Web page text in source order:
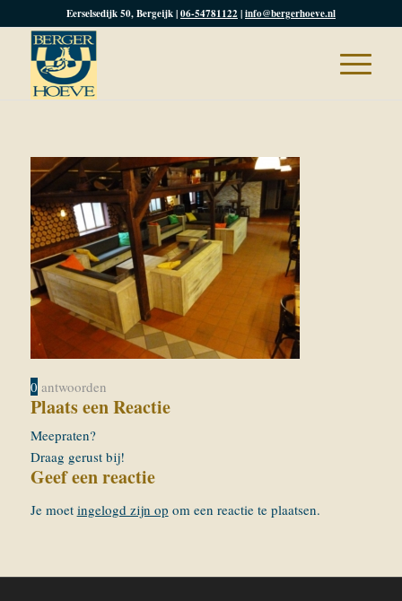
Eerselsedijk 50, Bergeijk |06-54781122 |info@bergerhoeve.nl
0 antwoorden
Plaats een Reactie
Meepraten?
Draag gerust bij!
Geef een reactie
Je moet ingelogd zijn op om een reactie te plaatsen.